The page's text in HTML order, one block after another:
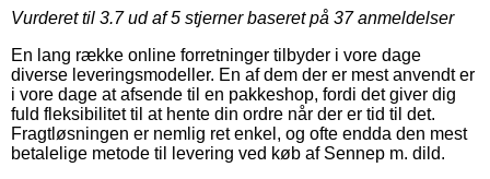
Vurderet til 3.7ud af 5 stjerner baseret på 37anmeldelser
En lang række online forretninger tilbyder i vore dage
diverse leveringsmodeller. En af dem der er mest anvendt er
i vore dage at afsende til en pakkeshop, fordi det giver dig
fuld fleksibilitet til at hente din ordre når der er tid til det.
Fragtløsningen er nemlig ret enkel, og ofte endda den mest
betalelige metode til levering ved køb af Sennep m. dild.